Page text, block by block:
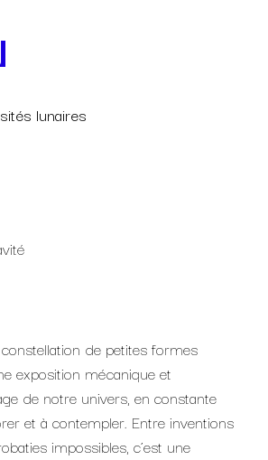
lunaires
constellation de petites formes
exposition mécanique et
de notre univers, en constante
et à contempler. Entre inventions
impossibles, c’est une